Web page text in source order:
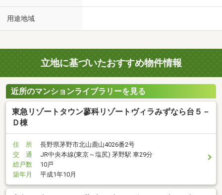
用途地域
立地に基づいたおすすめ物件情報
近所のマンションライブラリーを見る
東急リゾートタウン蓼科リゾートヴィラみずなら台５－
Ｄ棟
住 所
長野県茅野市北山鹿山4026番2号
交 通
JR中央本線(東京～塩尻) 茅野駅 車29分
総戸数
10戸
築年月
平成1年10月